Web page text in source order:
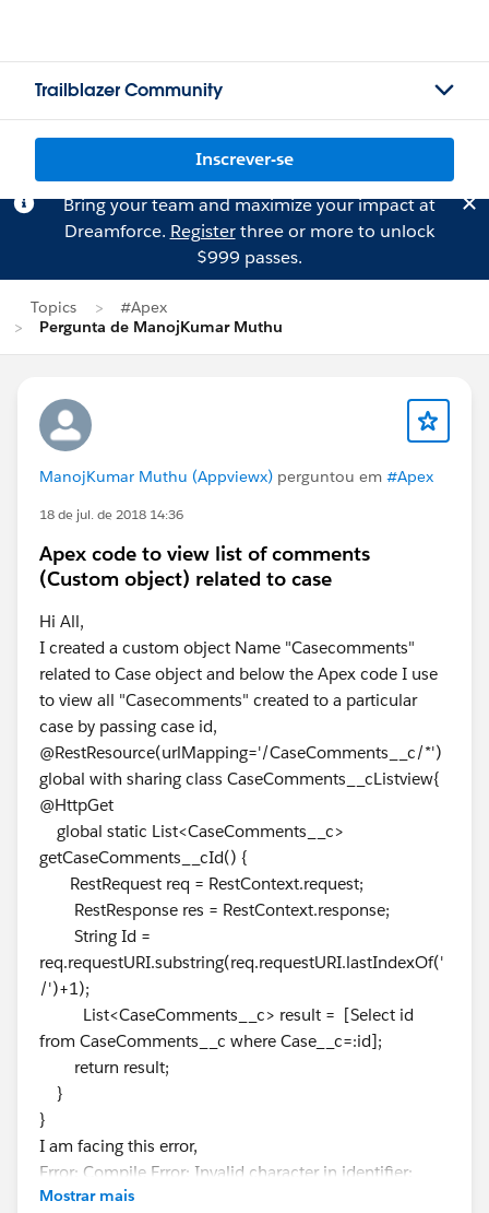
Trailblazer Community
Inscrever-se
Bring your team and maximize your impact at
Dreamforce. Registerthree or more to unlock
$999 passes.
Topics
#Apex
Pergunta de ManojKumar Muthu
ManojKumar Muthu (Appviewx) perguntou em #Apex
18 de jul. de 2018 14:36
Apex code to view list of comments
(Custom object) related to case
Hi All,
I created a custom object Name "Casecomments"
related to Case object and below the Apex code I use
to view all "Casecomments" created to a particular
case by passing case id,
@RestResource(urlMapping='/CaseComments__c/*')
global with sharing class CaseComments__cListview{
@HttpGet
global static List<CaseComments__c>
getCaseComments__cId() {
RestRequest req = RestContext.request;
RestResponse res = RestContext.response;
String Id =
req.requestURI.substring(req.requestURI.lastIndexOf('
/')+1);
List<CaseComments__c> result = [Select id
from CaseComments__c where Case__c=:id];
return result;
}
}
I am facing this error,
Error: Compile Error: Invalid character in identifier:
CaseComments__cListview at line 2 column 27
Mostrar mais